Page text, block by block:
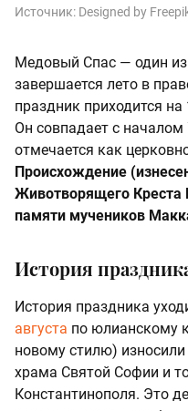
Источник: Designed by
Медовый Спас — один
завершается лето в
праздник приходится на
Он совпадает с началом
отмечается как
Происхождение
Животворящего Креста
памяти мучеников
История
История праздника
августа по юлианскому
новому стилю) износили
храма Святой Софии и
Константинополя. Это